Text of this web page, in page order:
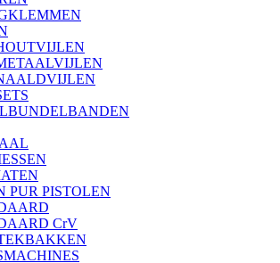
PUR PISTOLEN
CrV